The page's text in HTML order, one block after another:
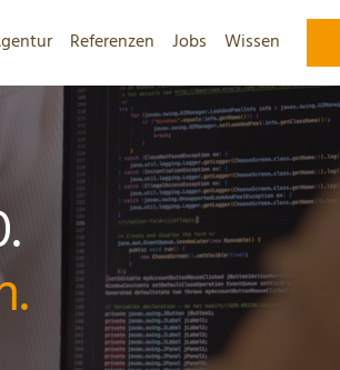
Referenzen Jobs Wissen